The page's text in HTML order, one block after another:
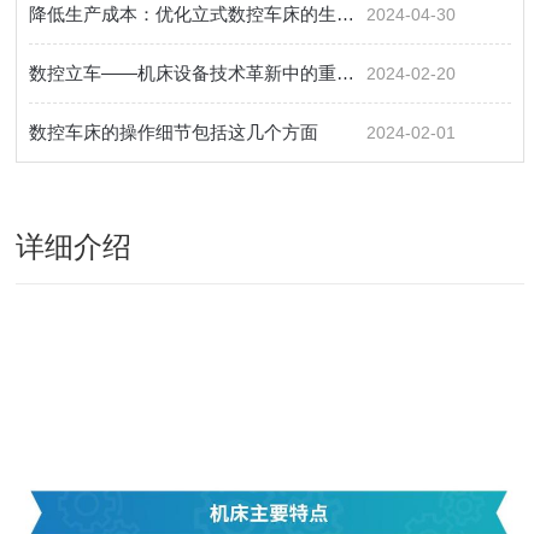
降低生产成本：优化立式数控车床的生产效率 2024-04-30
数控立车——机床设备技术革新中的重要角色 2024-02-20
数控车床的操作细节包括这几个方面 2024-02-01
详细介绍